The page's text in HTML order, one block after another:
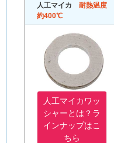
人工マイカ 耐熱温度
約400℃
人工マイカワッ
シャーとは？ラ
インナップはこ
ちら